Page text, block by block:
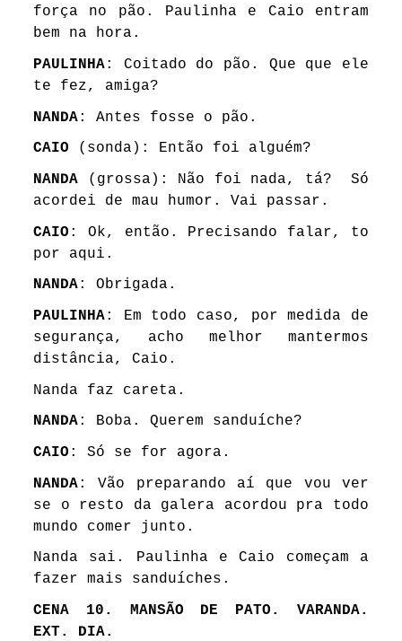
força no pão. Paulinha e Caio entram
bem na hora.
PAULINHA: Coitado do pão. Que que ele
te fez, amiga?
NANDA: Antes fosse o pão.
CAIO (sonda): Então foi alguém?
NANDA (grossa): Não foi nada, tá? Só
acordei de mau humor. Vai passar.
CAIO : Ok, então. Precisando falar, to
por aqui.
NANDA: Obrigada.
PAULINHA: Em todo caso, por medida de
segurança, acho melhor mantermos
distância, Caio.
Nanda faz careta.
NANDA: Boba. Querem sanduíche?
CAIO : Só se for agora.
NANDA: Vão preparando aí que vou ver
se o resto da galera acordou pra todo
mundo comer junto.
Nanda sai. Paulinha e Caio começam a
fazer mais sanduíches.
CENA 10. MANSÃO DE PATO. VARANDA.
EXT. DIA.